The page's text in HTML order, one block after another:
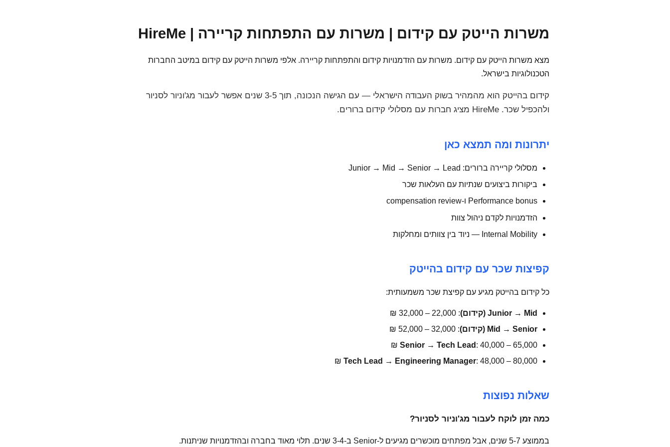
משרות הייטק עם קידום | משרות עם התפתחות קריירה | HireMe
מצא משרות הייטק עם קידום. משרות עם הזדמנויות קידום והתפתחות קריירה. אלפי משרות הייטק עם קידום במיטב החברות
הטכנולוגיות בישראל.
קידום בהייטק הוא מהמהיר בשוק העבודה הישראלי — עם הגישה הנכונה, תוך 3-5 שנים אפשר לעבור מג'וניור לסניור
ולהכפיל שכר. HireMe מציג חברות עם מסלולי קידום ברורים.
יתרונות ומה תמצא כאן
מסלולי קריירה ברורים: Junior → Mid → Senior → Lead
ביקורות ביצועים שנתיות עם העלאות שכר
Performance bonus ו-compensation review
הזדמנויות לקדם ניהול צוות
Internal Mobility — ניוד בין צוותים ומחלקות
קפיצות שכר עם קידום בהייטק
כל קידום בהייטק מגיע עם קפיצת שכר משמעותית:
Junior → Mid (קידום)
: 22,000 – 32,000 ₪
Mid → Senior (קידום)
: 32,000 – 52,000 ₪
Senior → Tech Lead : 40,000 – 65,000 ₪
Tech Lead → Engineering Manager: 48,000 – 80,000 ₪
שאלות נפוצות
כמה זמן לוקח לעבור מג'וניור לסניור?
בממוצע 5-7 שנים, אבל מפתחים מוכשרים מגיעים ל-Senior ב-3-4 שנים. תלוי מאוד בחברה ובהזדמנויות שניתנות.